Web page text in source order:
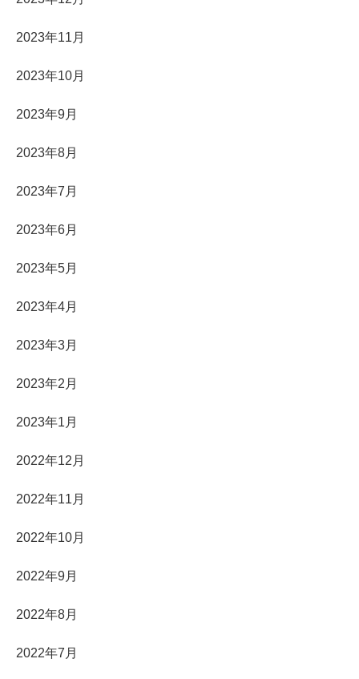
2023年11月
2023年10月
2023年9月
2023年8月
2023年7月
2023年6月
2023年5月
2023年4月
2023年3月
2023年2月
2023年1月
2022年12月
2022年11月
2022年10月
2022年9月
2022年8月
2022年7月